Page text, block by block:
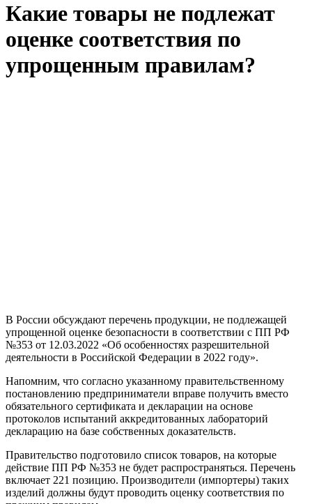
Какие товары не подлежат
оценке соответствия по
упрощенным правилам?
В России обсуждают перечень продукции, не подлежащей
упрощенной оценке безопасности в соответствии с ПП РФ
№353 от 12.03.2022 «Об особенностях разрешительной
деятельности в Российской Федерации в 2022 году».
Напомним, что согласно указанному правительственному
постановлению предприниматели вправе получить вместо
обязательного сертификата и декларации на основе
протоколов испытаний аккредитованных лабораторий
декларацию на базе собственных доказательств.
Правительство подготовило список товаров, на которые
действие ПП РФ №353 не будет распространяться. Перечень
включает 221 позицию. Производители (импортеры) таких
изделий должны будут проводить оценку соответствия по